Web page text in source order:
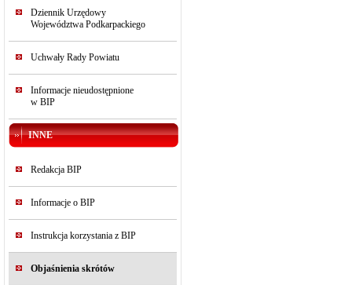
Dziennik Urzędowy
Województwa Podkarpackiego
Uchwały Rady Powiatu
Informacje nieudostępnione
w BIP
INNE
Redakcja BIP
Informacje o BIP
Instrukcja korzystania z BIP
Objaśnienia skrótów